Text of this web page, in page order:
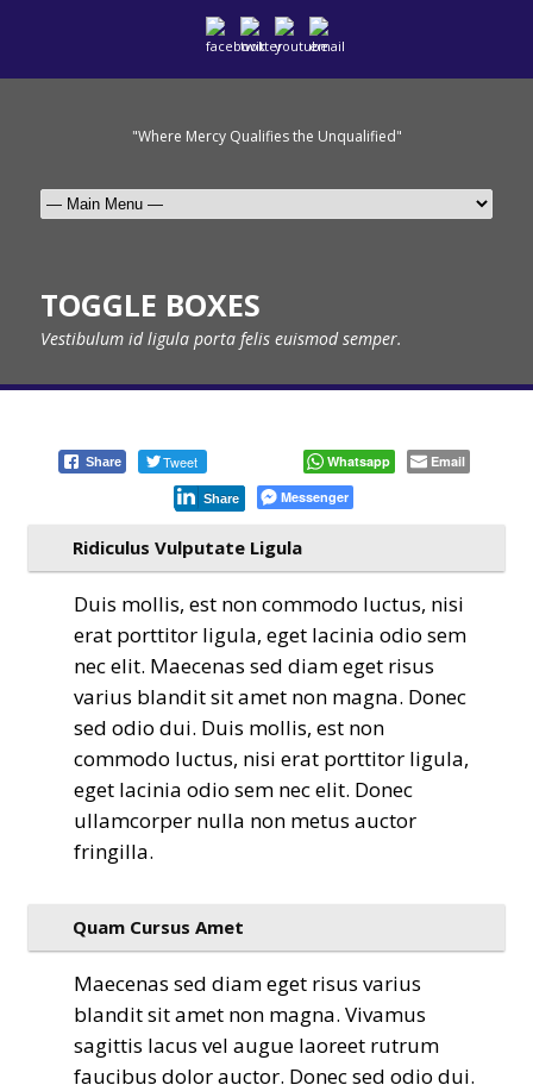
"Where Mercy Qualifies the Unqualified"
TOGGLE BOXES
Vestibulum id ligula porta felis euismod semper.
Share Tweet Whatsapp Email
Share Messenger
Ridiculus Vulputate Ligula
Duis mollis, est non commodo luctus, nisi
erat porttitor ligula, eget lacinia odio sem
nec elit. Maecenas sed diam eget risus
varius blandit sit amet non magna. Donec
sed odio dui. Duis mollis, est non
commodo luctus, nisi erat porttitor ligula,
eget lacinia odio sem nec elit. Donec
ullamcorper nulla non metus auctor
fringilla.
Quam Cursus Amet
Maecenas sed diam eget risus varius
blandit sit amet non magna. Vivamus
sagittis lacus vel augue laoreet rutrum
faucibus dolor auctor. Donec sed odio dui.